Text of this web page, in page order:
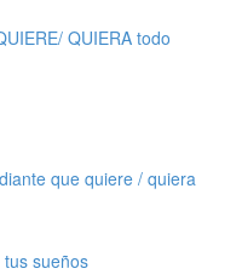
QUIERA todo
que quiere / quiera
sueños